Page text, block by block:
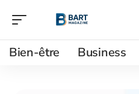
Bien-être Business